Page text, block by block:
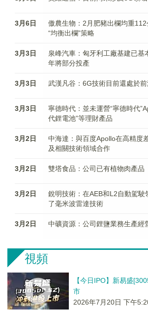
3月6日
傲農生物：2月肥豬出欄均重
“均衡出欄”策略
3月3日
泉峰汽車：匈牙利工廠基建已基
年將部分投產
3月3日 武漢凡谷：6G技術目前還處於
3月3日
寧德時代：並未運營“寧德時代
代鋰電池”等理財產品
3月2日
中海達：與百度Apollo在高精度
及相關技術領域合作
3月2日 雙塔食品：公司已有植物肉產品
3月2日
銳明技術：在AEB和L2自動駕駛
了毫米波雷達技術
3月2日 中礦資源：公司鋰鹽業務生產經
視頻
【今日IPO】新易盛
市
2026年7月20日 下午